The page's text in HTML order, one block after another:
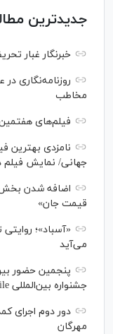
جدیدترین
خبرنگار غبار
روزنامه‌نگاری
مخاطب
فیلم‌های
جهانی/ نمایش فیلم در ۳ جشنواره
اضافه شدن بخش
قیمت جان»
«آسباد»؛
می‌آید
پنجمین حضور
جشنواره بین‌المللی Cinétoile تونس
دور دوم اجرای
مهرگان